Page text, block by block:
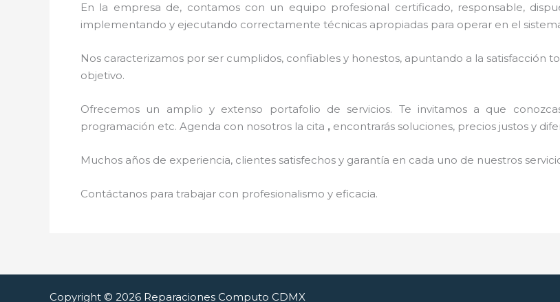
En la empresa de, contamos con un equipo profesional certificado, responsable,
implementando y ejecutando correctamente técnicas apropiadas para operar en el
Nos caracterizamos por ser cumplidos, confiables y honestos, apuntando a la satisfacción
objetivo.
Ofrecemos un amplio y extenso portafolio de servicios. Te invitamos a que
programación etc. Agenda con nosotros la cita , encontrarás soluciones, precios justos y
Muchos años de experiencia, clientes satisfechos y garantía en cada uno de nuestros
Contáctanos para trabajar con profesionalismo y eficacia.
Copyright © 2026 Reparaciones Computo CDMX